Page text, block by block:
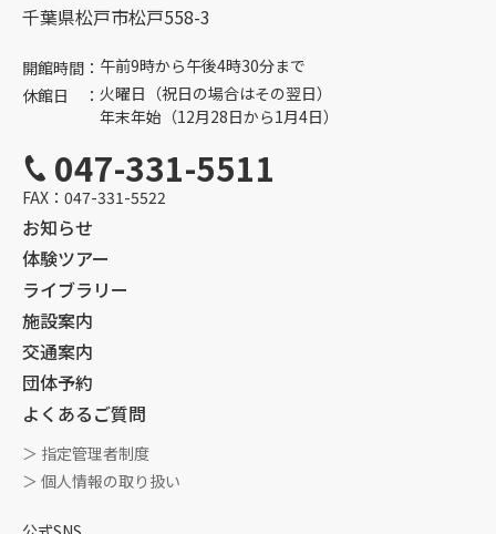
千葉県松戸市松戸558-3
開館時間： 午前9時から午後4時30分まで
休館日 ： 火曜日（祝日の場合はその翌日）
年末年始（12月28日から1月4日）
047-331-5511
FAX： 047-331-5522
お知らせ
体験ツアー
ライブラリー
施設案内
交通案内
団体予約
よくあるご質問
＞ 指定管理者制度
＞ 個人情報の取り扱い